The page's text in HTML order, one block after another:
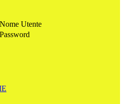
Nome Utente
Password